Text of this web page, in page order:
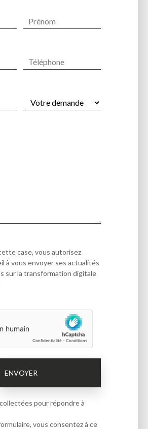
case, vous autorisez
à vous envoyer ses actualités
sur la transformation digitale
pour répondre à
vous consentez à ce